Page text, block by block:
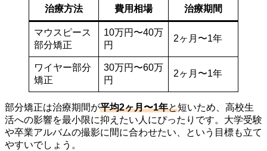
治療方法 費用相場 治療期間
マウスピース
部分矯正
10万円〜40万
円
2ヶ月〜1年
ワイヤー部分
矯正
30万円〜60万
円
2ヶ月〜1年
部分矯正は治療期間が平均2ヶ月〜1年と短いため、高校生
活への影響を最小限に抑えたい人にぴったりです。大学受験
や卒業アルバムの撮影に間に合わせたい、という目標も立て
やすいでしょう。